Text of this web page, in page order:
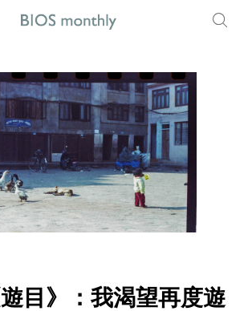
目》：我渴望再度遊